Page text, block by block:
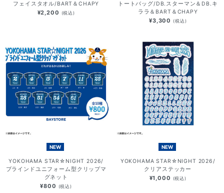
フェイスタオル/BART＆CHAPY
¥2,200 (税込)
トートバッグ/DB.スターマン＆DB.キ
ララ＆BART＆CHAPY
¥3,300 (税込)
NEW
YOKOHAMA STAR☆NIGHT 2026/
ブラインドユニフォーム型クリップマ
グネット
¥800 (税込)
NEW
YOKOHAMA STAR☆NIGHT 2026/
クリアステッカー
¥1,000 (税込)